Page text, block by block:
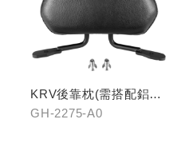
KRV後靠枕(需搭配鋁合
金扶手)
GH-2275-A0